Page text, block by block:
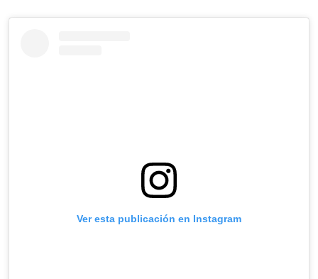
Ver esta publicación en Instagram